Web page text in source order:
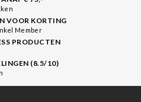
VOOR KORTING
Member
PRODUCTEN
(8.5/10)